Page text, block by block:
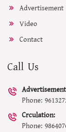
Advertisement
Video
Contact
Call Us
Phone:
Crculation:
Phone: